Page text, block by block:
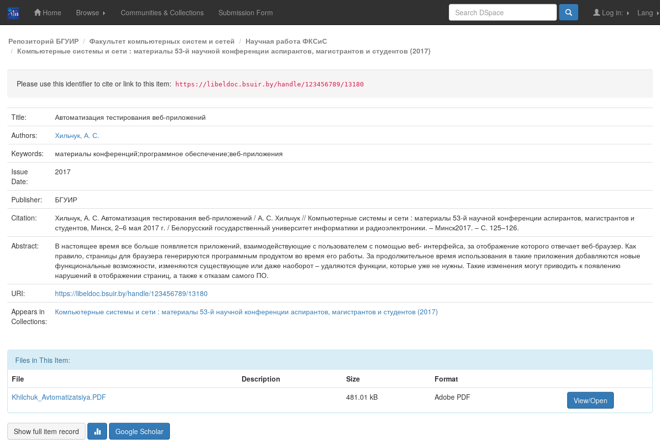
Skip
navigation
Home Browse Communities & Collections Submission Form Lang
Log in:
Репозиторий БГУИР Факультет компьютерных систем и сетей
Научная работа ФКСиС
Компьютерные системы и сети : материалы 53-й научной конференции аспирантов, магистрантов и студентов (2017)
Please use this identifier to cite or link to this item: https://libeldoc.bsuir.by/handle/123456789/13180
Title:
Автоматизация тестирования веб-приложений
Authors:
Хильчук, А. С.
Keywords:
материалы конференций;программное обеспечение;веб-приложения
Issue
Date:
2017
Publisher:
БГУИР
Citation:
Хильчук, А. С. Автоматизация тестирования веб-приложений / А. С. Хильчук // Компьютерные системы и сети : материалы 53-й научной конференции аспирантов, магистрантов и
студентов, Минск, 2–6 мая 2017 г. / Белорусский государственный университет информатики и радиоэлектроники. – Минск2017. – С. 125–126.
Abstract:
В настоящее время все больше появляется приложений, взаимодействующие с пользователем с помощью веб- интерфейса, за отображение которого отвечает веб-браузер. Как
правило, страницы для браузера генерируются программным продуктом во время его работы. За продолжительное время использования в такие приложения добавляются новые
функциональные возможности, изменяются существующие или даже наоборот – удаляются функции, которые уже не нужны. Такие изменения могут приводить к появлению
нарушений в отображении страниц, а также к отказам самого ПО.
URI:
https://libeldoc.bsuir.by/handle/123456789/13180
Appears in
Collections:
Компьютерные системы и сети : материалы 53-й научной конференции аспирантов, магистрантов и студентов (2017)
Files in This Item:
File
Description Size
Format
Khilchuk_Avtomatizatsiya.PDF
481.01 kB Adobe PDF View/Open
Show full item record Google Scholar